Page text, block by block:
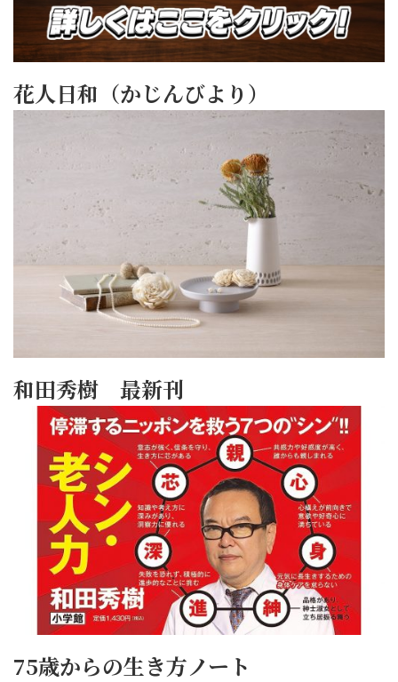
花人日和（かじんびより）
和田秀樹 最新刊
75歳からの生き方ノート